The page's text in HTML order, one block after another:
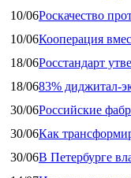
10/06Роскачество
10/06Кооперация
18/06Росстандарт
18/0683%
30/06Российские
30/06Как
30/06В Петербурге